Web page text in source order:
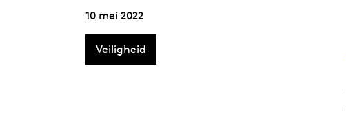
10 mei 2022
Veiligheid